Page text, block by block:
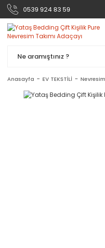
0539 924 83 59
Anasayfa EV TEKSTİLİ